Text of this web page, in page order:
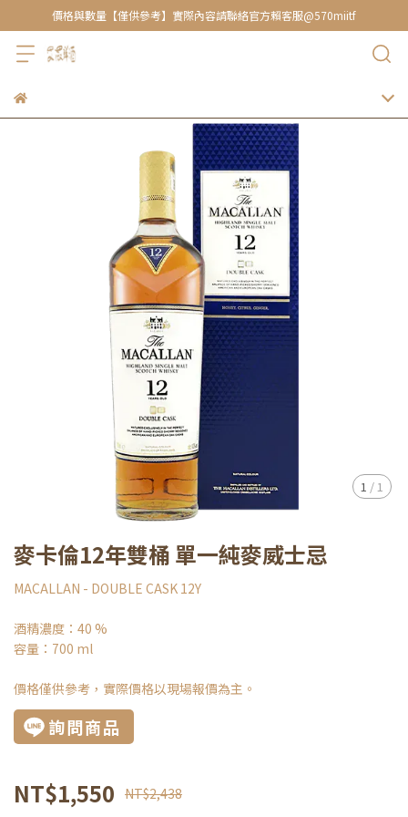
價格與數量【僅供參考】實際內容請聯絡官方賴客服@570miitf
1 / 1
麥卡倫12年雙桶 單一純麥威士忌
MACALLAN - DOUBLE CASK 12Y
酒精濃度：40 %
容量：700 ml
價格僅供參考，實際價格以現場報價為主。
詢問商品
NT$1,550 NT$2,438